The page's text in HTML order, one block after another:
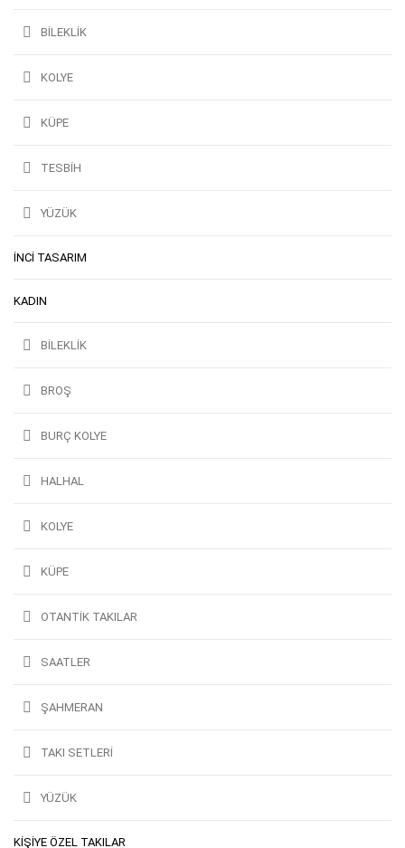
BILEKLIK
KOLYE
KÜPE
TESBIH
YÜZÜK
İNCI TASARIM
KADIN
BILEKLIK
BROŞ
BURÇ KOLYE
HALHAL
KOLYE
KÜPE
OTANTİK TAKILAR
SAATLER
ŞAHMERAN
TAKI SETLERI
YÜZÜK
KIŞIYE ÖZEL TAKILAR